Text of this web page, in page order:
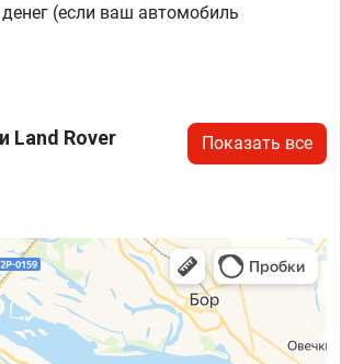
(если ваш автомобиль
Land Rover Показать все